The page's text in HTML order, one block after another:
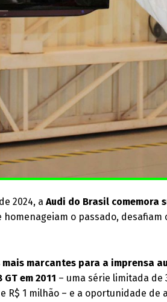
2024, aAudi do Brasil comemora
homenageiam o passado,
mais marcantes para a imprensa
em 2011 – uma série limitada de
R$ 1 milhão – e a oportunidade